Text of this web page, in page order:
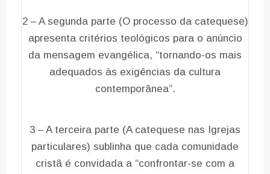
2 – A segunda parte (O processo da catequese)
apresenta critérios teológicos para o anúncio
da mensagem evangélica, “tornando-os mais
adequados às exigências da cultura
contemporânea”.
3 – A terceira parte (A catequese nas Igrejas
particulares) sublinha que cada comunidade
cristã é convidada a “confrontar-se com a